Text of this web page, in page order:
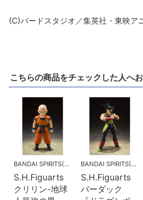
(C)バードスタジオ／集英社・東映ア
こちらの商品をチェックした人へ
BANDAI SPIRITS(バンダイスピリッツ)
S.H.Figuarts
クリリン-地球
BANDAI SPIRITS(バンダイスピリッツ)
S.H.Figuarts
バーダック